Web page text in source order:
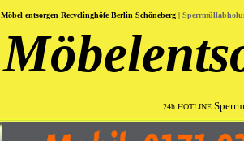
Möbel entsorgen Recyclinghöfe Berlin Schöneberg |
24h HOTLINE